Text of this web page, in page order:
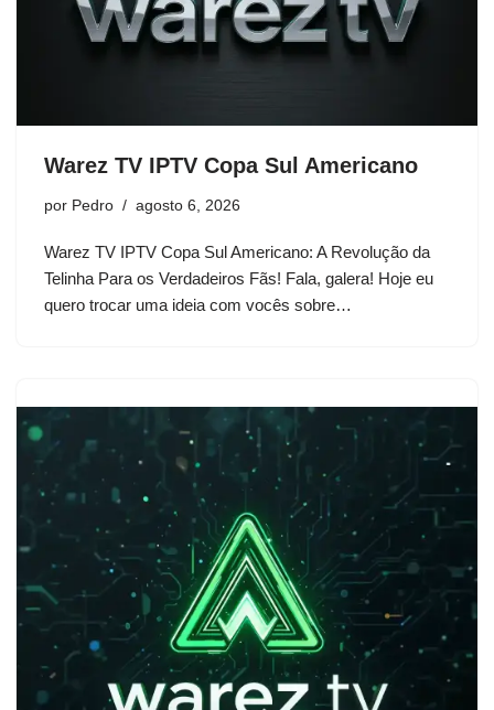
Warez TV IPTV Copa Sul Americano
por Pedro agosto 6, 2026
Warez TV IPTV Copa Sul Americano: A Revolução da
Telinha Para os Verdadeiros Fãs! Fala, galera! Hoje eu
quero trocar uma ideia com vocês sobre…